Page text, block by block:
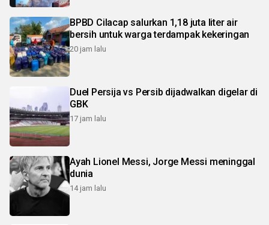
BPBD Cilacap salurkan 1,18 juta liter air
bersih untuk warga terdampak kekeringan
20 jam lalu
Duel Persija vs Persib dijadwalkan digelar di
GBK
17 jam lalu
Ayah Lionel Messi, Jorge Messi meninggal
dunia
14 jam lalu